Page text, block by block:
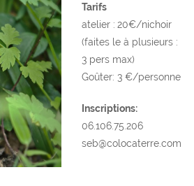
Tarifs
atelier : 20€/nichoir
(faites le à plusieurs :
3 pers max)
Goûter: 3 €/personne
Inscriptions:
06.106.75.206
seb@colocaterre.com